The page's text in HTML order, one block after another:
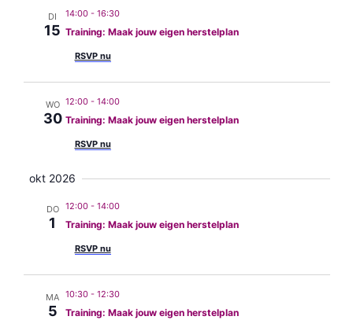
DI
15
14:00- 16:30
Training: Maak jouw eigen herstelplan
RSVP nu
WO
30
12:00- 14:00
Training: Maak jouw eigen herstelplan
RSVP nu
okt 2026
DO
1
12:00- 14:00
Training: Maak jouw eigen herstelplan
RSVP nu
MA
5
10:30- 12:30
Training: Maak jouw eigen herstelplan